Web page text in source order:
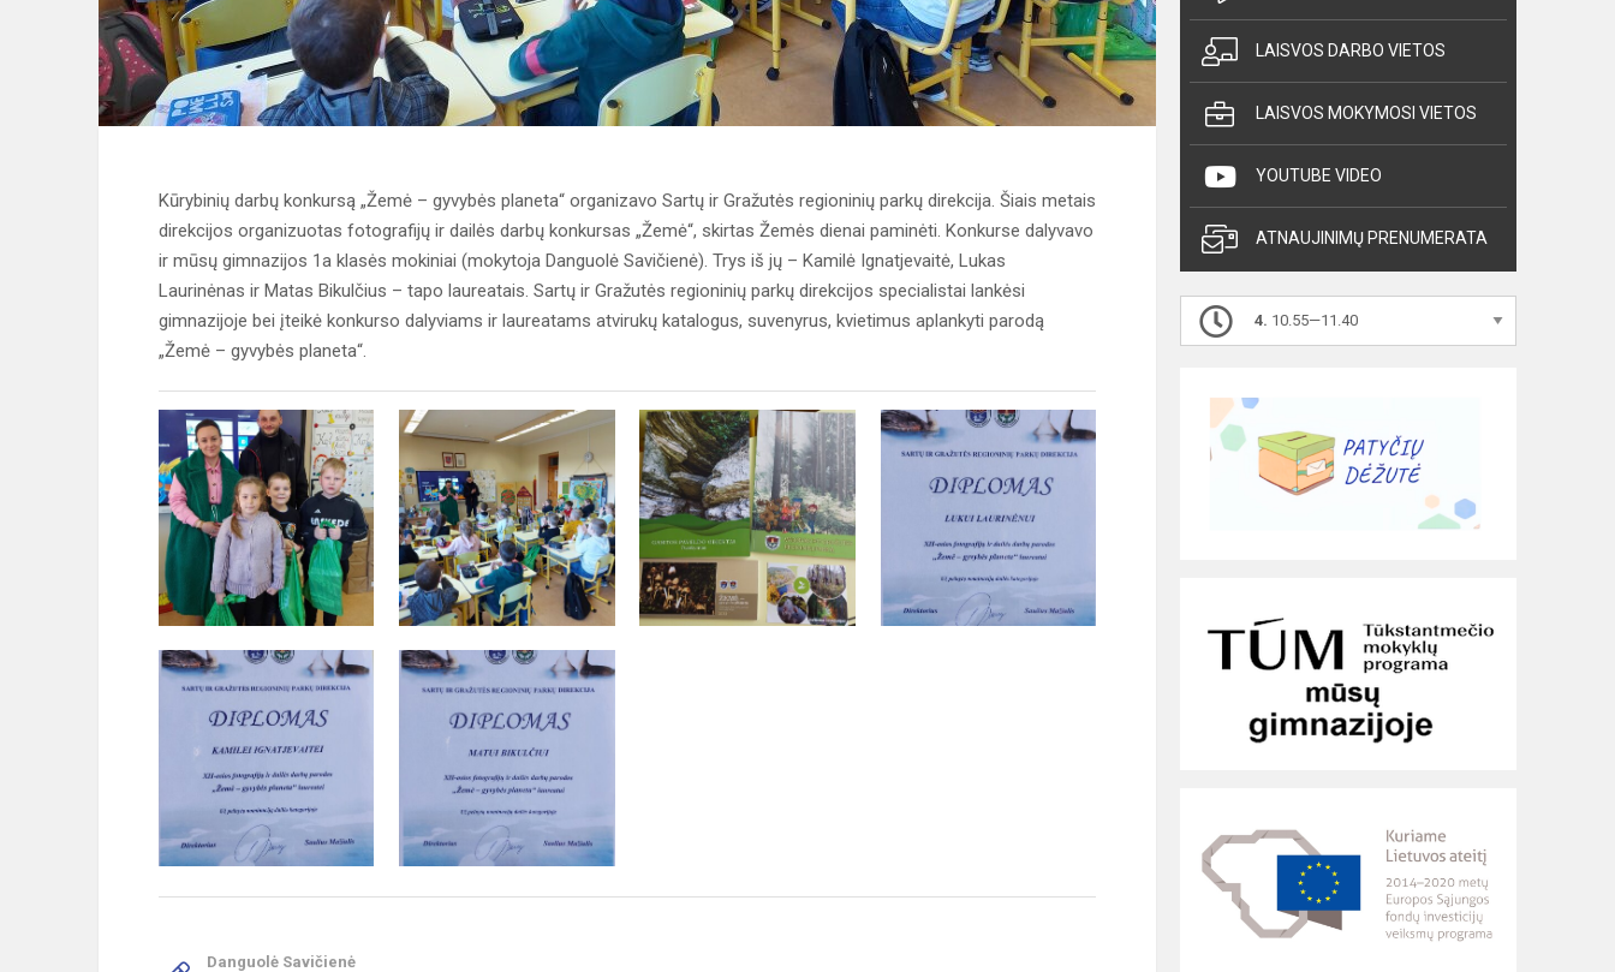
Kūrybinių darbų konkursą „Žemė – gyvybės planeta“ organizavo Sartų ir Gražutės regioninių parkų direkcija. Šiais metais
direkcijos organizuotas fotografijų ir dailės darbų konkursas „Žemė“, skirtas Žemės dienai paminėti. Konkurse dalyvavo
ir mūsų gimnazijos 1a klasės mokiniai (mokytoja Danguolė Savičienė). Trys iš jų – Kamilė Ignatjevaitė, Lukas
Laurinėnas ir Matas Bikulčius – tapo laureatais. Sartų ir Gražutės regioninių parkų direkcijos specialistai lankėsi
gimnazijoje bei įteikė konkurso dalyviams ir laureatams atvirukų katalogus, suvenyrus, kvietimus aplankyti parodą
„Žemė – gyvybės planeta“.
Danguolė Savičienė
LAISVOS DARBO VIETOS
LAISVOS MOKYMOSI VIETOS
YOUTUBE VIDEO
ATNAUJINIMŲ PRENUMERATA
4. 10.55—11.40